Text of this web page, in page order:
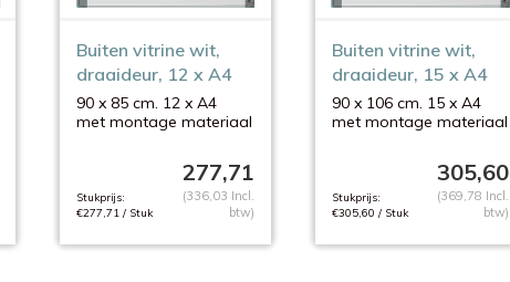
Buiten vitrine wit,
draaideur, 12 x A4
90 x 85 cm. 12 x A4
met montage materiaal
277,71
Stukprijs:
€277,71 / Stuk
(336,03 Incl.
btw)
Buiten vitrine wit,
draaideur, 15 x A4
90 x 106 cm. 15 x A4
met montage materiaal
305,60
Stukprijs:
€305,60 / Stuk
(369,78 Incl.
btw)